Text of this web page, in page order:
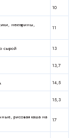
10
нектарины,
11
сырой 13
13,7
14,5
15,3
рисовая каша на
17